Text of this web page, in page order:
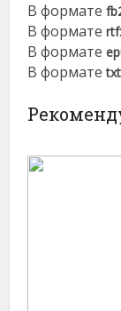
В формате
В форматеrtf
В формате
В форматеtxt